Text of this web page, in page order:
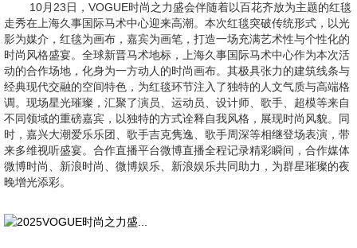
10月23日，VOGUE时尚之力盛会伴随着以百花齐放为主题的红毯
走秀在上海久事国际马术中心迎来高潮。本次红毯突破传统形式，以光
影为媒介，红毯为画布，嘉宾为画笔，打造一场充满艺术性与个性化的
时尚风格盛宴。全球新晋马术地标，上海久事国际马术中心作为本次活
动的合作场地，化身为一方动人的时尚画布。其极具张力的建筑线条与
经典现代交融的空间特色，为红毯环节注入了独特的人文气质与高端格
调。现场星光璀璨，汇聚了演员、运动员、设计师、歌手、超模等来自
不同领域的重磅嘉宾，以独特的方式诠释自我风格，展现时尚风貌。同
时，嘉兴大潮爱乐乐团、歌手吉克隽逸、歌手周深等相继登场表演，带
来多维视听盛宴。合作直播平台微博直播全程记录精彩瞬间，合作媒体
微博时尚、新浪时尚、微博娱乐、新浪娱乐共同助力，为群星璀璨的夜
晚增光添彩。